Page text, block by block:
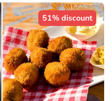
51% discount